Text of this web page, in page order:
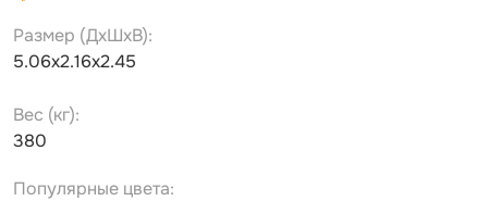
Размер (ДxШxВ):
5.06х2.16х2.45
Вес (кг):
380
Популярные цвета: